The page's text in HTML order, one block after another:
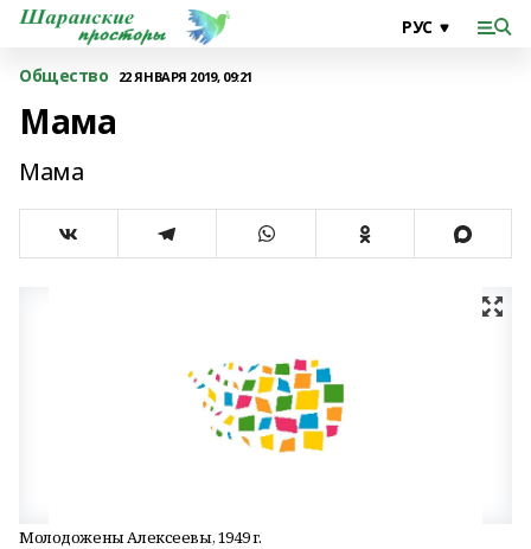
Общество 22 ЯНВАРЯ 2019, 09:21
Мама
Мама
Молодожены Алексеевы, 1949 г.